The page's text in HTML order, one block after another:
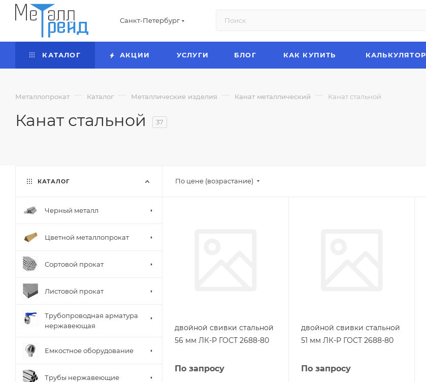
Санкт-Петербург
КАТАЛОГ АКЦИИ УСЛУГИ БЛОГ КАК КУПИТЬ КАЛЬКУЛЯТОР
Металлопрокат — Каталог — Металлические изделия — Канат металлический — Канат стальной
Канат стальной 37
По цене (возрастание)
двойной свивки стальной
56 мм ЛК-Р ГОСТ 2688-80
По запросу
двойной свивки стальной
51 мм ЛК-Р ГОСТ 2688-80
По запросу
КАТАЛОГ
Черный металл
Цветной металлопрокат
Сортовой прокат
Листовой прокат
Трубопроводная арматура
нержавеющая
Емкостное оборудование
Трубы нержавеющие